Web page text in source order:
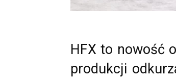
HFX to nowość
produkcji